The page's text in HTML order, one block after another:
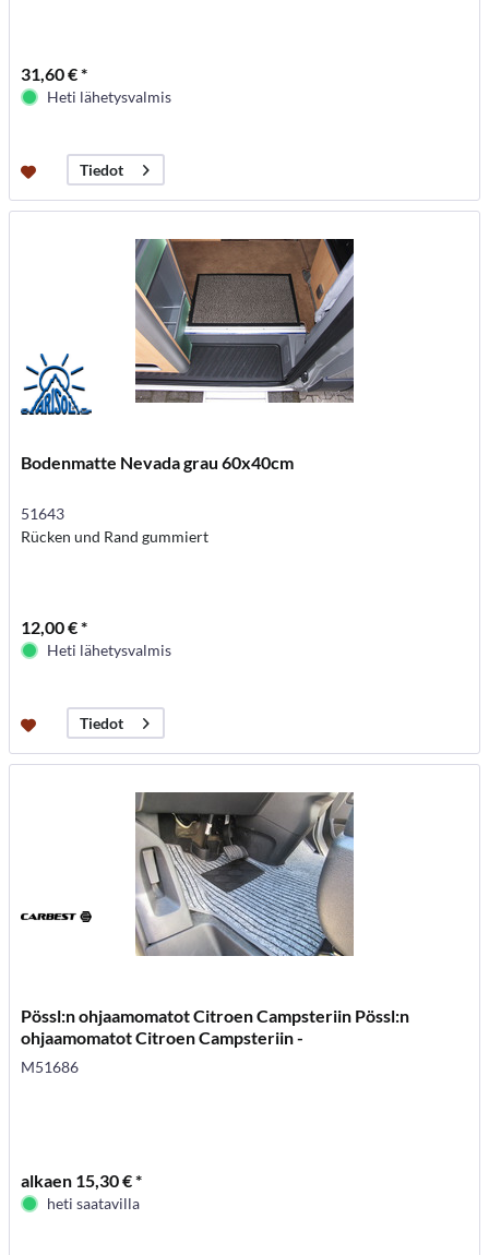
31,60 € *
Heti lähetysvalmis
Tiedot
Bodenmatte Nevada grau 60x40cm
51643
Rücken und Rand gummiert
12,00 € *
Heti lähetysvalmis
Tiedot
Pössl:n ohjaamomatot Citroen Campsteriin Pössl:n
ohjaamomatot Citroen Campsteriin -
M51686
alkaen 15,30 € *
heti saatavilla